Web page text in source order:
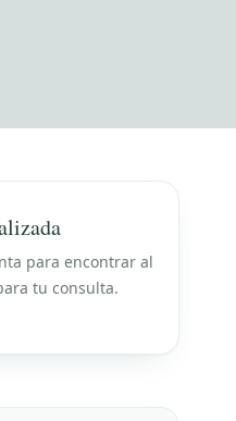
para encontrar al
tu consulta.